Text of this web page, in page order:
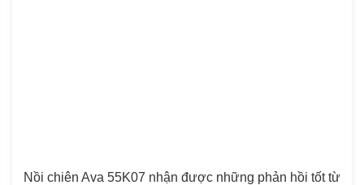
Nồi chiên Ava 55K07 nhận được những phản hồi tốt từ